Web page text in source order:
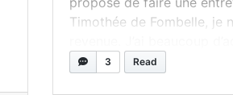
Timothée de Fombelle, je
pour ce grand auteur
3 Read